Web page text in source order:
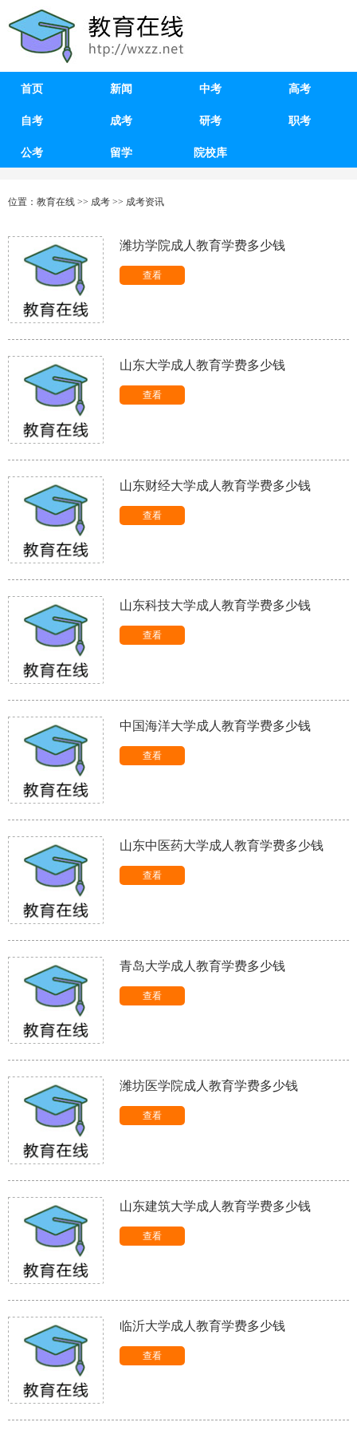
首页 新闻 中考
高考
自考
成考 研考
职考
公考
留学 院校库
位置： 教育在线 >> 成考 >> 成考资讯
潍坊学院成人教育学费多少钱
查看
山东大学成人教育学费多少钱
查看
山东财经大学成人教育学费多少钱
查看
山东科技大学成人教育学费多少钱
查看
中国海洋大学成人教育学费多少钱
查看
山东中医药大学成人教育学费多少钱
查看
青岛大学成人教育学费多少钱
查看
潍坊医学院成人教育学费多少钱
查看
山东建筑大学成人教育学费多少钱
查看
临沂大学成人教育学费多少钱
查看